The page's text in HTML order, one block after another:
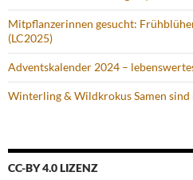
Mitpflanzerinnen gesucht:
(LC2025)
Adventskalender 2024 –
Winterling & Wildkrokus Samen sind
CC-BY 4.0 LIZENZ